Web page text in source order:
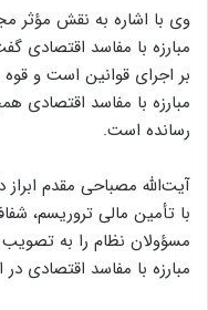
وی با اشاره به نقش مؤثر
مبارزه با مفاسد اقتصادی
بر اجرای قوانین است و قوه
مبارزه با مفاسد
رسانده است.
آیت‌الله مصباحی مقدم ابراز
با تأمین مالی تروریسم،
مسؤولان نظام را به تصویب
مبارزه با مفاسد اقتصادی